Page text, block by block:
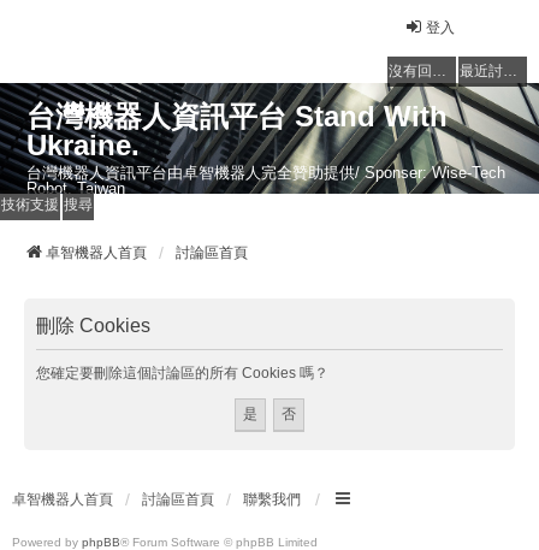
登入
沒有回覆的主題 最近討論的主題
台灣機器人資訊平台 Stand With
Ukraine.
台灣機器人資訊平台由卓智機器人完全贊助提供/ Sponser: Wise-Tech
Robot, Taiwan
技術支援 搜尋
卓智機器人首頁 討論區首頁
刪除 Cookies
您確定要刪除這個討論區的所有 Cookies 嗎？
卓智機器人首頁 討論區首頁 聯繫我們
Powered by phpBB® Forum Software © phpBB Limited